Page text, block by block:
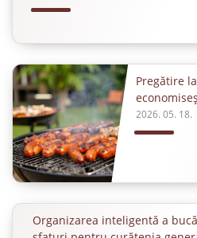
Pregătire
2026. 05. 18.
Organizarea inteligentă a